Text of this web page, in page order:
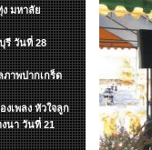
ง มหาลัย
รี วันที่ 28
าพปากเกร็ด
งเพลง หัวใจลูก
งนา วันที่ 21